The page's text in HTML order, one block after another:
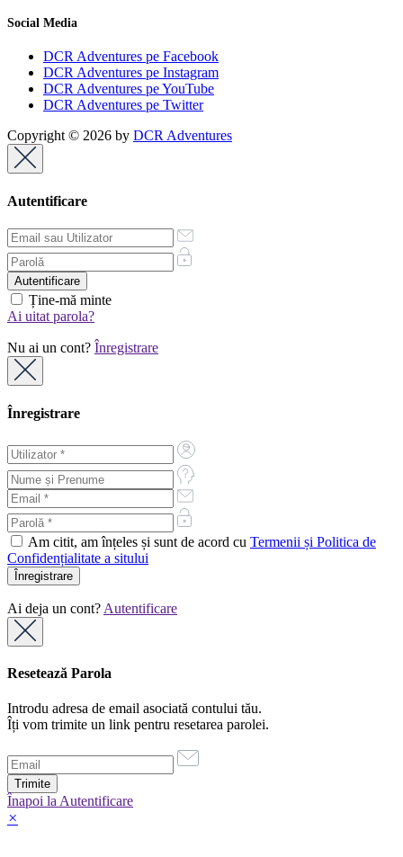
Social Media
DCR Adventures pe Facebook
DCR Adventures pe Instagram
DCR Adventures pe YouTube
DCR Adventures pe Twitter
Copyright © 2026 by DCR Adventures
Autentificare
Ține-mă minte
Ai uitat parola?
Nu ai un cont? Înregistrare
Înregistrare
Am citit, am înțeles și sunt de acord cu Termenii și Politica de
Confidențialitate a sitului
Ai deja un cont? Autentificare
Resetează Parola
Introdu adresa de email asociată contului tău.
Îți vom trimite un link pentru resetarea parolei.
Înapoi la Autentificare
×